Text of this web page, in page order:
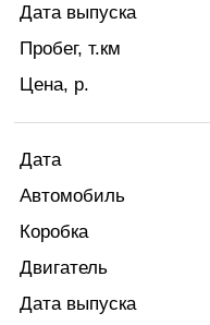
Дата выпуска
Пробег, т.км
Цена, р.
Дата
Автомобиль
Коробка
Двигатель
Дата выпуска